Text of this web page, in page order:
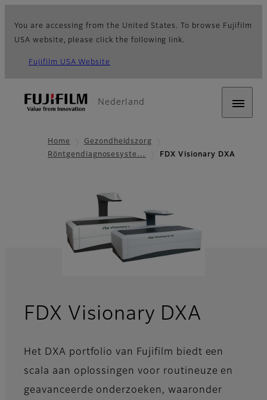
You are accessing from the United States. To browse Fujifilm
USA website, please click the following link.
Fujifilm USA Website
Nederland
Home
Gezondheidszorg
Röntgendiagnosesyste…
FDX Visionary DXA
FDX Visionary DXA
Het DXA portfolio van Fujifilm biedt een
scala aan oplossingen voor routineuze en
geavanceerde onderzoeken, waaronder